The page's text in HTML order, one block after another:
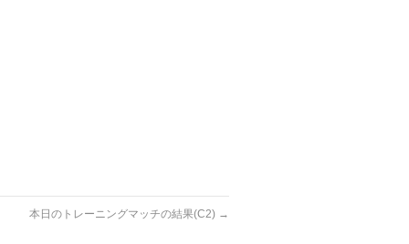
本日のトレーニングマッチの結果(C2) →